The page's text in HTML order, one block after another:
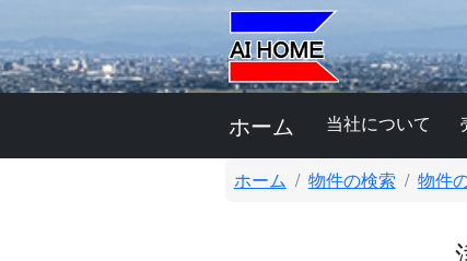
ホーム 当社について
ホーム 物件の検索 物件